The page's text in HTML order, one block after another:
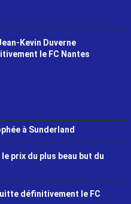
Kevin Duverne
le FC Nantes
à Sunderland
prix du plus beau but du
définitivement le FC